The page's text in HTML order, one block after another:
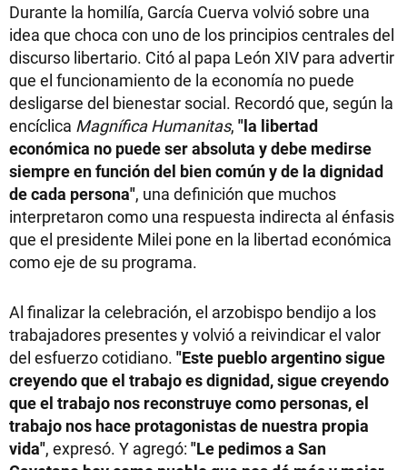
Durante la homilía, García Cuerva volvió sobre una
idea que choca con uno de los principios centrales del
discurso libertario. Citó al papa León XIV para advertir
que el funcionamiento de la economía no puede
desligarse del bienestar social. Recordó que, según la
encíclica Magnífica Humanitas, "la libertad
económica no puede ser absoluta y debe medirse
siempre en función del bien común y de la dignidad
de cada persona", una definición que muchos
interpretaron como una respuesta indirecta al énfasis
que el presidente Milei pone en la libertad económica
como eje de su programa.
Al finalizar la celebración, el arzobispo bendijo a los
trabajadores presentes y volvió a reivindicar el valor
del esfuerzo cotidiano. "Este pueblo argentino sigue
creyendo que el trabajo es dignidad, sigue creyendo
que el trabajo nos reconstruye como personas, el
trabajo nos hace protagonistas de nuestra propia
vida", expresó. Y agregó: "Le pedimos a San